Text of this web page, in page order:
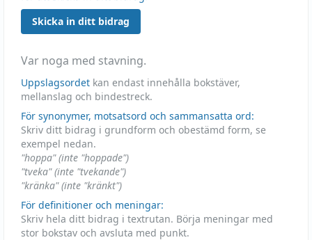
Skicka in ditt bidrag
Var noga med stavning.
Uppslagsordet kan endast innehålla bokstäver,
mellanslag och bindestreck.
För synonymer, motsatsord och sammansatta ord:
Skriv ditt bidrag i grundform och obestämd form, se
exempel nedan.
"hoppa" (inte "hoppade")
"tveka" (inte "tvekande")
"kränka" (inte "kränkt")
För definitioner och meningar:
Skriv hela ditt bidrag i textrutan. Börja meningar med
stor bokstav och avsluta med punkt.